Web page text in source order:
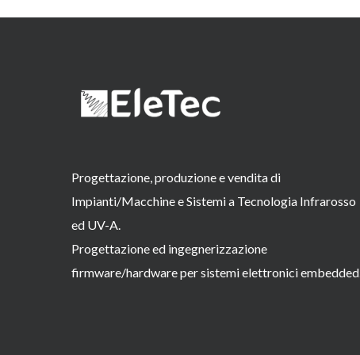
Progettazione, produzione e vendita di
Impianti/Macchine e Sistemi a Tecnologia Infrarosso
ed UV-A.
Progettazione ed ingegnerizzazione
firmware/hardware per sistemi elettronici embedded.